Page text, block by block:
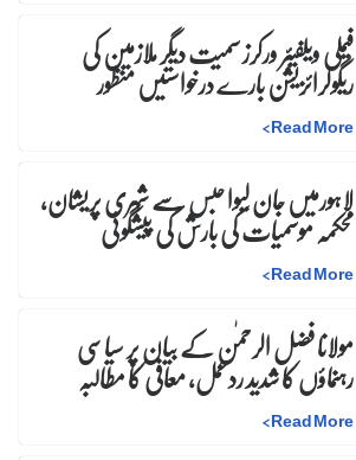
فیملی ویلفیئر ورکرز سمیت دیگر ملازمین کی
ریگولرائزیشن بارے درخواستیں منظور
Read More
>
لاہورمیں جان لیوا حبس سے شہری پریشان،
محکمہ موسمیات کی بارش کی پیشگوئی
Read More
>
مولانا فضل الرحمٰن کے بیان پر سیاسی
رہنماؤں کا شدید ردعمل، معافی کا مطالبہ
Read More
>